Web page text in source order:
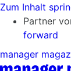
Zum Inhalt
Partner
forward
manager